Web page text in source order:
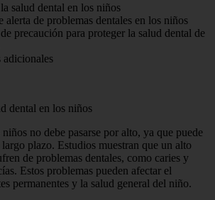
salud dental en los niños
alerta de problemas dentales en los niños
precaución para proteger la salud dental de
adicionales
dental en los niños
no debe pasarse por alto, ya que puede
largo plazo. Estudios muestran que un alto
de problemas dentales, como caries y
Estos problemas pueden afectar el
permanentes y la salud general del niño.